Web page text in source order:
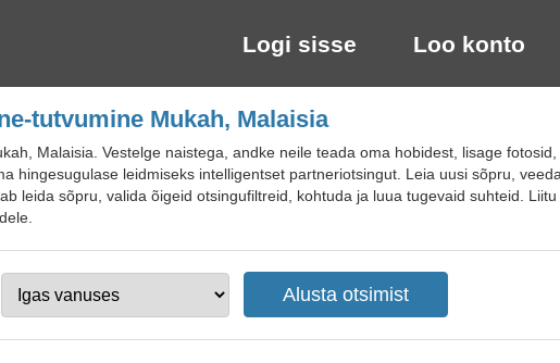
Logi sisse Loo konto
tutvumine Mukah, Malaisia
Malaisia. Vestelge naistega, andke neile teada oma hobidest, lisage fotosid,
hingesugulase leidmiseks intelligentset partneriotsingut. Leia uusi sõpru,
leida sõpru, valida õigeid otsingufiltreid, kohtuda ja luua tugevaid suhteid. Liitu